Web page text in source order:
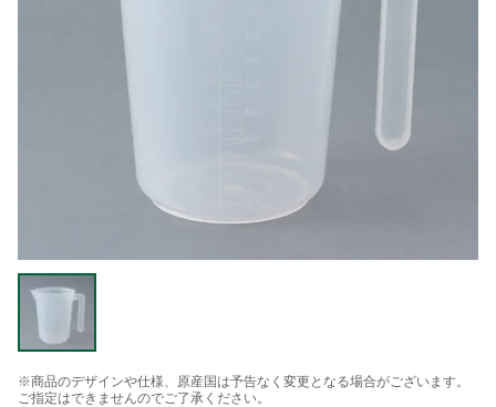
※商品のデザインや仕様、原産国は予告なく変更となる場合がございます。
ご指定はできませんのでご了承ください。